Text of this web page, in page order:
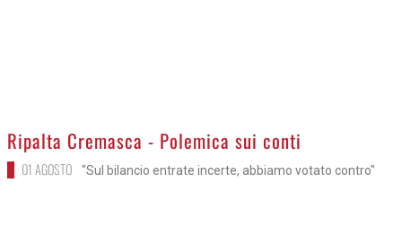
>
Ripalta Cremasca - Polemica sui conti
01 AGOSTO "Sul bilancio entrate incerte, abbiamo votato contro"